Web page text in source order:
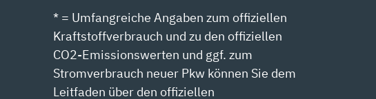
* = Umfangreiche Angaben zum offiziellen
Kraftstoffverbrauch und zu den offiziellen
CO2-Emissionswerten und ggf. zum
Stromverbrauch neuer Pkw können Sie dem
Leitfaden über den offiziellen